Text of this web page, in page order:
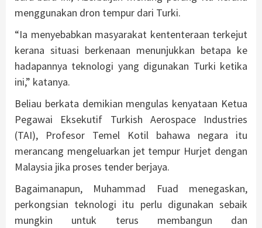
menggunakan dron tempur dari Turki.
“Ia menyebabkan masyarakat kententeraan terkejut
kerana situasi berkenaan menunjukkan betapa ke
hadapannya teknologi yang digunakan Turki ketika
ini,” katanya.
Beliau berkata demikian mengulas kenyataan Ketua
Pegawai Eksekutif Turkish Aerospace Industries
(TAI), Profesor Temel Kotil bahawa negara itu
merancang mengeluarkan jet tempur Hurjet dengan
Malaysia jika proses tender berjaya.
Bagaimanapun, Muhammad Fuad menegaskan,
perkongsian teknologi itu perlu digunakan sebaik
mungkin untuk terus membangun dan